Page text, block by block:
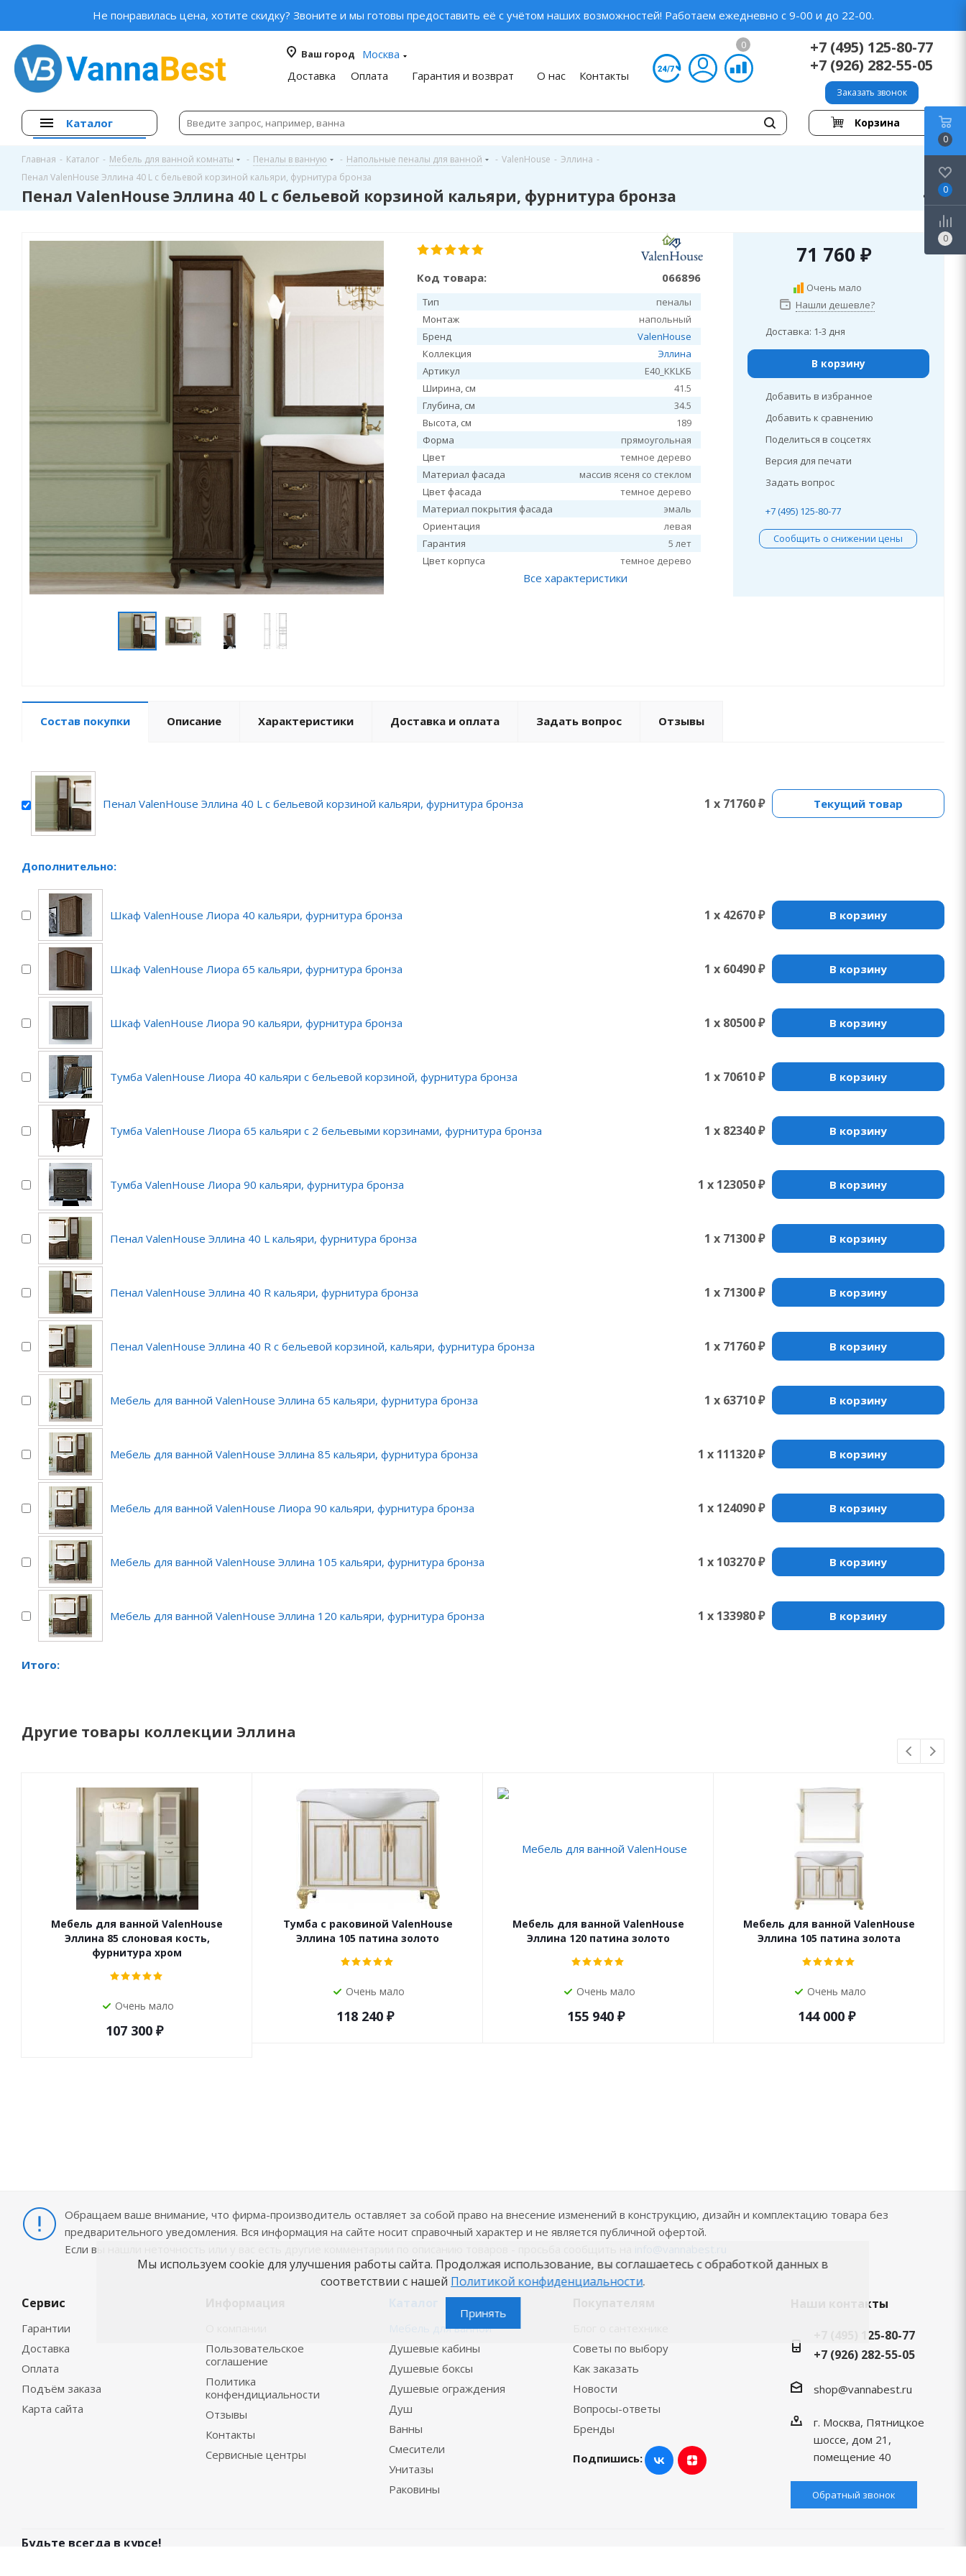
Не понравилась цена, хотите скидку? Звоните и мы готовы предоставить её с учётом наших возможностей! Работаем ежедневно с 9-00 и до 22-00.
Ваш город
Москва
Доставка
Оплата Гарантия и возврат О нас Контакты
0
+7 (495) 125-80-77
+7 (926) 282-55-05
Заказать звонок
Каталог Корзина
Главная - Каталог - Мебель для ванной комнаты - Пеналы в ванную - Напольные пеналы для ванной - ValenHouse - Эллина -
Пенал ValenHouse Эллина 40 L с бельевой корзиной кальяри, фурнитура бронза
Пенал ValenHouse Эллина 40 L с бельевой корзиной кальяри, фурнитура бронза
Код товара: 066896
Тип
пеналы
Монтаж
напольный
Бренд
ValenHouse
Коллекция
Эллина
Артикул
E40_ККLКБ
Ширина, см
41.5
Глубина, см
34.5
Высота, см
189
Форма
прямоугольная
Цвет
темное дерево
Материал фасада
массив ясеня со стеклом
Цвет фасада
темное дерево
Материал покрытия фасада
эмаль
Ориентация
левая
Гарантия
5 лет
Цвет корпуса
темное дерево
Все характеристики
71 760 ₽
Очень мало
Нашли дешевле?
Доставка: 1-3 дня
В корзину
Добавить в избранное
Добавить к сравнению
Поделиться в соцсетях
Версия для печати
Задать вопрос
+7 (495) 125-80-77
Сообщить о снижении цены
Состав покупки Описание Характеристики Доставка и оплата Задать вопрос Отзывы
Пенал ValenHouse Эллина 40 L с бельевой корзиной кальяри, фурнитура бронза 1 x 71760 ₽ Текущий товар
Дополнительно:
Шкаф ValenHouse Лиора 40 кальяри, фурнитура бронза 1 x 42670 ₽ В корзину
Шкаф ValenHouse Лиора 65 кальяри, фурнитура бронза 1 x 60490 ₽ В корзину
Шкаф ValenHouse Лиора 90 кальяри, фурнитура бронза 1 x 80500 ₽ В корзину
Тумба ValenHouse Лиора 40 кальяри с бельевой корзиной, фурнитура бронза 1 x 70610 ₽ В корзину
Тумба ValenHouse Лиора 65 кальяри с 2 бельевыми корзинами, фурнитура бронза 1 x 82340 ₽ В корзину
Тумба ValenHouse Лиора 90 кальяри, фурнитура бронза 1 x 123050 ₽ В корзину
Пенал ValenHouse Эллина 40 L кальяри, фурнитура бронза 1 x 71300 ₽ В корзину
Пенал ValenHouse Эллина 40 R кальяри, фурнитура бронза 1 x 71300 ₽ В корзину
Пенал ValenHouse Эллина 40 R с бельевой корзиной, кальяри, фурнитура бронза 1 x 71760 ₽ В корзину
Мебель для ванной ValenHouse Эллина 65 кальяри, фурнитура бронза 1 x 63710 ₽ В корзину
Мебель для ванной ValenHouse Эллина 85 кальяри, фурнитура бронза 1 x 111320 ₽ В корзину
Мебель для ванной ValenHouse Лиора 90 кальяри, фурнитура бронза 1 x 124090 ₽ В корзину
Мебель для ванной ValenHouse Эллина 105 кальяри, фурнитура бронза 1 x 103270 ₽ В корзину
Мебель для ванной ValenHouse Эллина 120 кальяри, фурнитура бронза 1 x 133980 ₽ В корзину
Итого:
Другие товары коллекции Эллина
Мебель для ванной ValenHouse
Эллина 85 слоновая кость,
фурнитура хром
Очень мало
107 300 ₽
Тумба с раковиной ValenHouse
Эллина 105 патина золото
Очень мало
118 240 ₽
Мебель для ванной ValenHouse
Эллина 120 патина золото
Очень мало
155 940 ₽
Мебель для ванной ValenHouse
Эллина 105 патина золота
Очень мало
144 000 ₽
Обращаем ваше внимание, что фирма-производитель оставляет за собой право на внесение изменений в конструкцию, дизайн и комплектацию товара без
предварительного уведомления. Вся информация на сайте носит справочный характер и не является публичной офертой.
Если вы нашли неточность или у вас есть другие комментарии по описанию товаров - просьба сообщить на
Сервис
Гарантии
Доставка
Оплата
Подъём заказа
Карта сайта
Пользовательское
соглашение
Политика
конфендициальности
Отзывы
Контакты
Сервисные центры
Мебель для ванной
Душевые кабины
Душевые боксы
Душевые ограждения
Душ
Ванны
Смесители
Унитазы
Раковины
Советы по выбору
Как заказать
Новости
Вопросы-ответы
Бренды
Подпишись:
Наши контакты
+7 (495) 125-80-77
+7 (926) 282-55-05
shop@vannabest.ru
г. Москва, Пятницкое
шоссе, дом 21,
помещение 40
Обратный звонок
Будьте всегда в курсе!
0
0
0
Мы используем cookie для улучшения работы сайта. Продолжая использование, вы соглашаетесь с обработкой данных в
соответствии с нашей Политикой конфиденциальности.
Принять